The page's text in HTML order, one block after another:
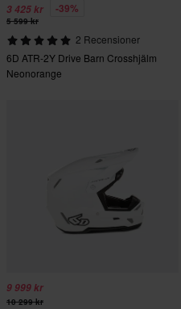
3 425 kr -39%
5 599 kr
2 Recensioner
6D ATR-2Y Drive Barn Crosshjälm
Neonorange
9 999 kr
10 299 kr